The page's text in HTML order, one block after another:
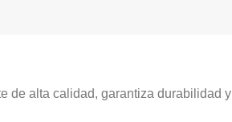
de alta calidad, garantiza durabilidad y